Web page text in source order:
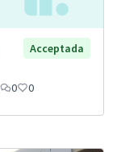
Acceptada
0 0